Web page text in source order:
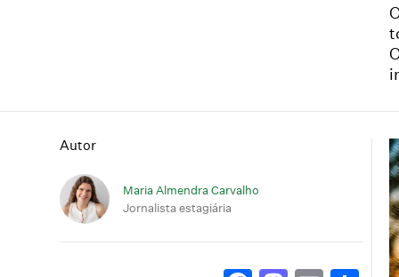
Autor
Maria Almendra Carvalho
Jornalista estagiária